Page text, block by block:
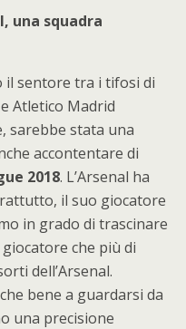
una squadra
il sentore tra i tifosi di
Atletico Madrid
sarebbe stata una
accontentare di
2018. L’Arsenal ha
il suo giocatore
in grado di trascinare
che più di
dell’Arsenal.
bene a guardarsi da
una precisione